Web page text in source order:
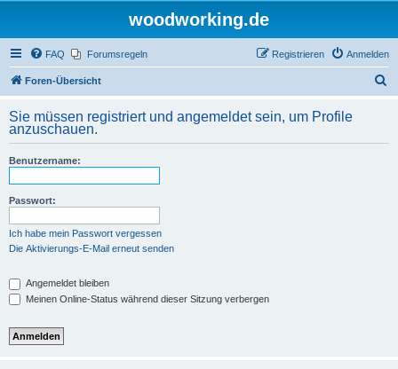
woodworking.de
FAQ Forumsregeln Anmelden
Registrieren
Foren-Übersicht
h
Sie müssen registriert und angemeldet sein, um Profile
anzuschauen.
Benutzername:
Passwort:
Ich habe mein Passwort vergessen
Die Aktivierungs-E-Mail erneut senden
Angemeldet bleiben
Meinen Online-Status während dieser Sitzung verbergen